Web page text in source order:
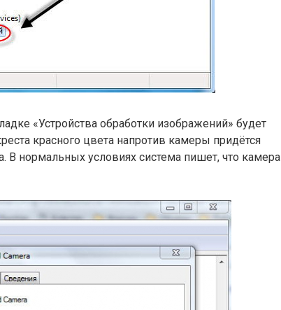
«Устройства обработки изображений» будет
красного цвета напротив камеры придётся
В нормальных условиях система пишет, что камера